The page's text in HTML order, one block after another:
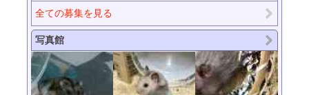
全ての募集を見る
写真館